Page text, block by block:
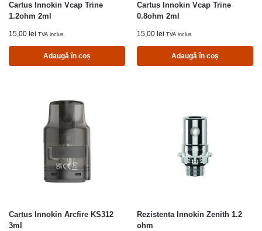
Cartus Innokin Vcap Trine
1.2ohm 2ml
15,00 lei TVA inclus
Adaugă în coș
Cartus Innokin Vcap Trine
0.8ohm 2ml
15,00 lei TVA inclus
Adaugă în coș
Cartus Innokin Arcfire KS312
3ml
Rezistenta Innokin Zenith 1.2
ohm